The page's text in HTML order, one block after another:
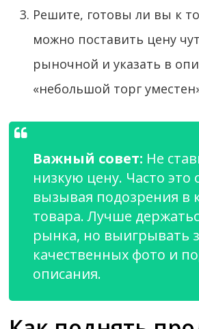
Решите, готовы ли вы к
можно поставить цену
рыночной и указать в
«небольшой торг
Важный совет: Не
низкую цену. Часто это
вызывая подозрения в
товара. Лучше
рынка, но выигрывать
качественных фото и
описания.